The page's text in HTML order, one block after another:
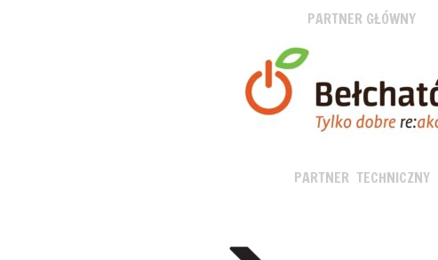
PARTNER GŁÓWNY
PARTNER TECHNICZNY